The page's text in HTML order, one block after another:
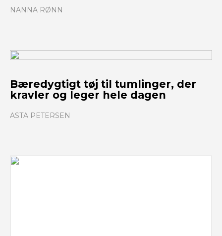
NANNA RØNN
Bæredygtigt tøj til tumlinger, der
kravler og leger hele dagen
ASTA PETERSEN